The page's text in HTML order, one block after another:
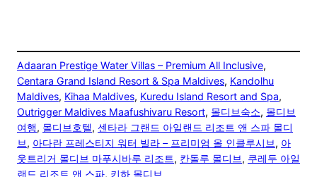
Adaaran Prestige Water Villas – Premium All Inclusive
Centara Grand Island Resort & Spa Maldives, Kandolhu
Maldives, Kihaa Maldives, Kuredu Island Resort and Spa
Outrigger Maldives Maafushivaru Resort, 몰디브숙소, 몰디브
여행, 몰디브호텔, 센타라 그랜드 아일랜드 리조트 앤 스파 몰디
브, 아다란 프레스티지 워터 빌라 – 프리미엄 올 인클루시브, 아
웃트리거 몰디브 마푸시바루 리조트, 칸돌루 몰디브, 쿠레두 아일
랜드 리조트 앤 스파, 키하 몰디브